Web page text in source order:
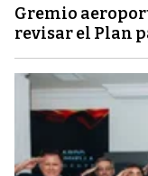
Gremio
revisar el Plan